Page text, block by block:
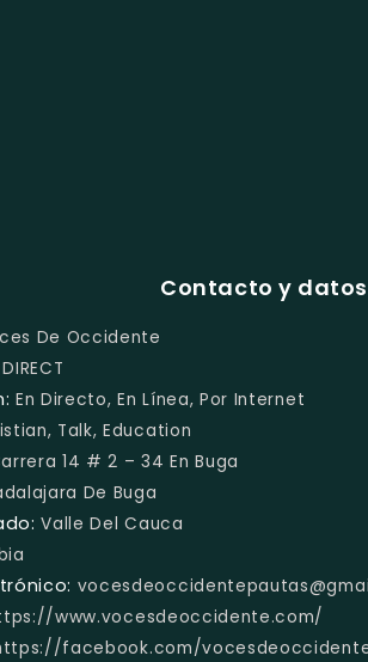
Contacto y
De Occidente
DIRECT
En Directo, En Línea, Por Internet
Talk, Education
14 # 2 – 34 En Buga
De Buga
Valle Del Cauca
www.vocesdeoccidente.com/
facebook.com/